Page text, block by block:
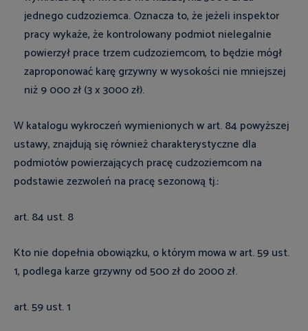
jednego cudzoziemca. Oznacza to, że jeżeli inspektor
pracy wykaże, że kontrolowany podmiot nielegalnie
powierzył prace trzem cudzoziemcom, to będzie mógł
zaproponować karę grzywny w wysokości nie mniejszej
niż 9 000 zł (3 x 3000 zł).
W katalogu wykroczeń wymienionych w art. 84 powyższej
ustawy, znajdują się również charakterystyczne dla
podmiotów powierzających pracę cudzoziemcom na
podstawie zezwoleń na pracę sezonową tj.:
art. 84 ust. 8
Kto nie dopełnia obowiązku, o którym mowa w art. 59 ust.
1, podlega karze grzywny od 500 zł do 2000 zł.
art. 59 ust. 1